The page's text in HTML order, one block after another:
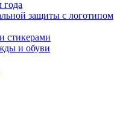
года
защиты с логотипом
стикерами
и обуви